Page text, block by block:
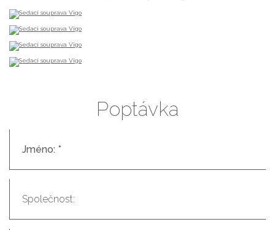
Poptávka